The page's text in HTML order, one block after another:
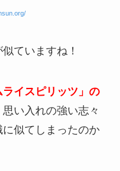
ていますね！
イスピリッツ」の
い入れの強い志々
似てしまったのか